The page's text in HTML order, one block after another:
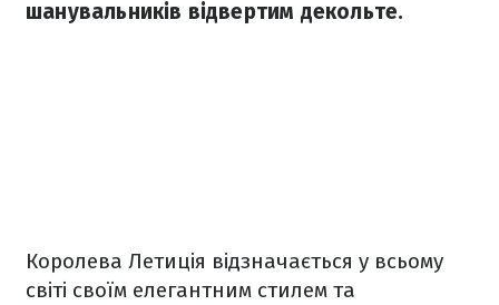
шанувальників відвертим декольте.
Королева Летиція відзначається у всьому
світі своїм елегантним стилем та